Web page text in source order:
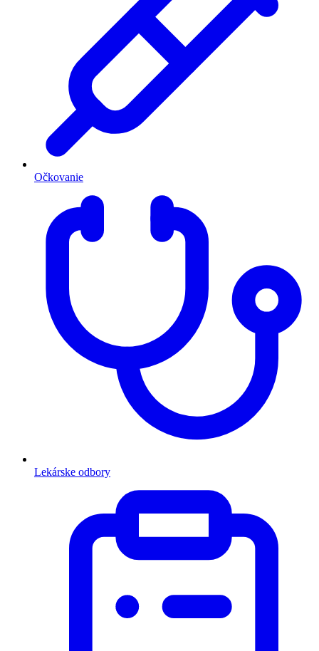
Očkovanie
Lekárske odbory